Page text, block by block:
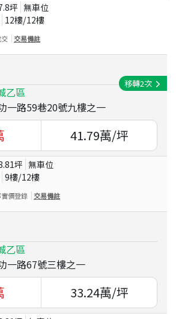
坪 無車位
12樓/12樓
交易備註
乙區
一路59巷20號九樓之一
移轉2次
41.79萬/坪
坪 無車位
9樓/12樓
價登錄 交易備註
乙區
一路67號三樓之一
33.24萬/坪